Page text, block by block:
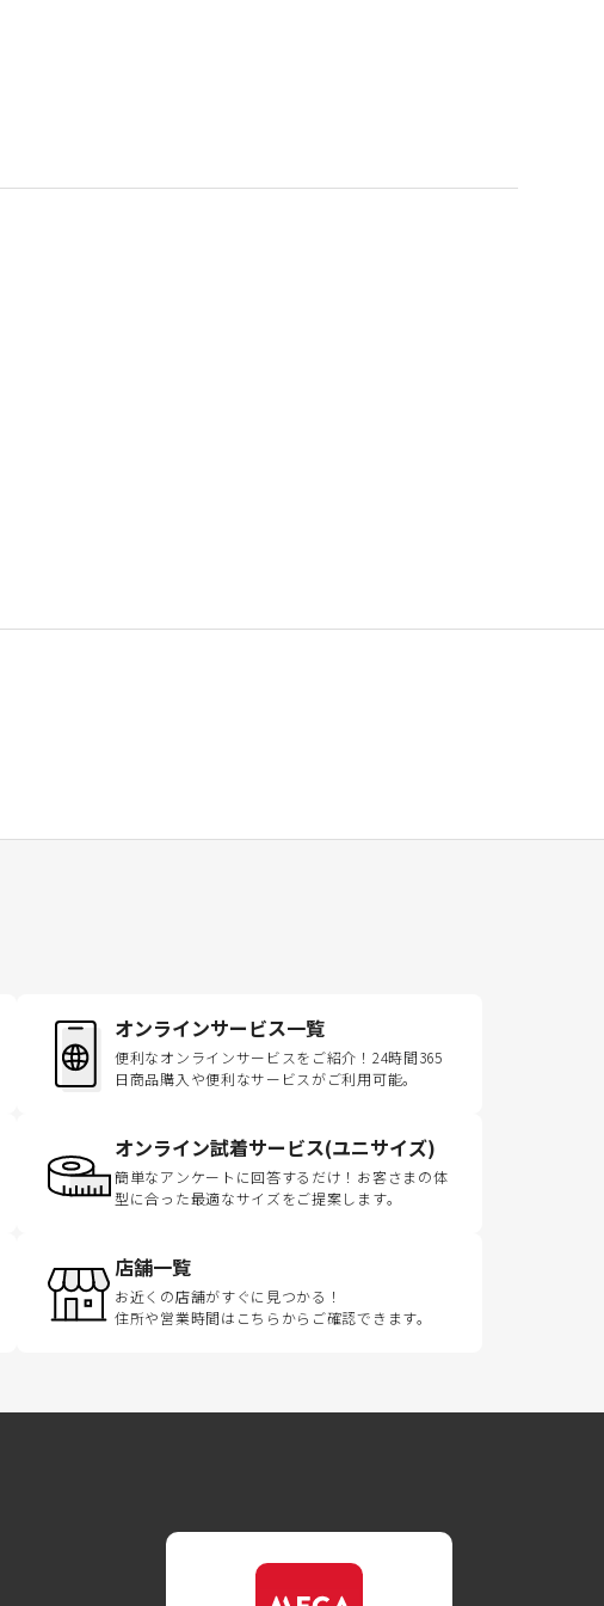
オンラインサービス一覧
便利なオンラインサービスをご紹介！24時間365
日商品購入や便利なサービスがご利用可能。
オンライン試着サービス(ユニサイズ)
簡単なアンケートに回答するだけ！お客さまの体
型に合った最適なサイズをご提案します。
店舗一覧
お近くの店舗がすぐに見つかる！
住所や営業時間はこちらからご確認できます。